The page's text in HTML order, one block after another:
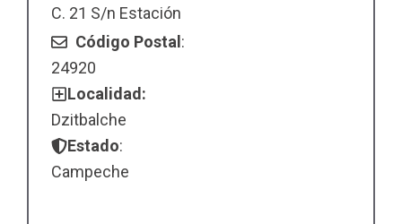
C. 21 S/n Estación
Código Postal :
24920
Localidad:
Dzitbalche
Estado:
Campeche